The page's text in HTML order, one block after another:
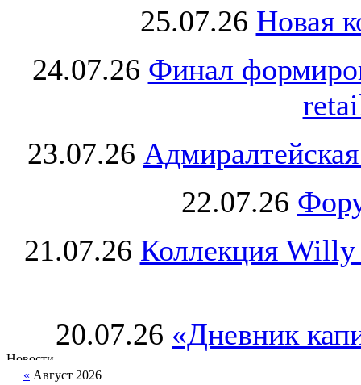
25.07.26 Новая
24.07.26 Финал
23.07.26
22.07.26
21.07.26 Коллекция Willy
20.07.26 «Дневник
« Август 2026